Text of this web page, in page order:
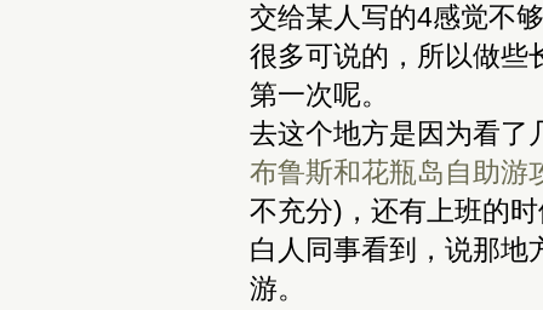
交给某人写的4感觉不
很多可说的，所以做些
第一次呢。
去这个地方是因为看了
布鲁斯和花瓶岛自助游
不充分)，还有上班的
白人同事看到，说那地
游。